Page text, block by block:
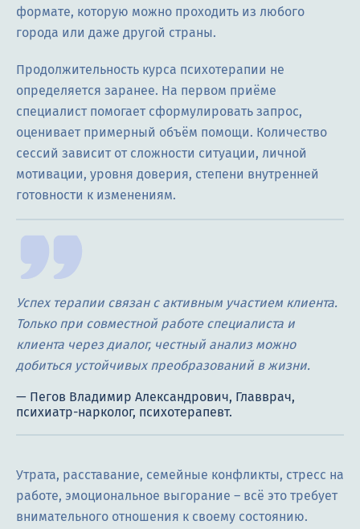
формате, которую можно проходить из любого
города или даже другой страны.
Продолжительность курса психотерапии не
определяется заранее. На первом приёме
специалист помогает сформулировать запрос,
оценивает примерный объём помощи. Количество
сессий зависит от сложности ситуации, личной
мотивации, уровня доверия, степени внутренней
готовности к изменениям.
Успех терапии связан с активным участием клиента.
Только при совместной работе специалиста и
клиента через диалог, честный анализ можно
добиться устойчивых преобразований в жизни.
Утрата, расставание, семейные конфликты, стресс на
работе, эмоциональное выгорание – всё это требует
внимательного отношения к своему состоянию.